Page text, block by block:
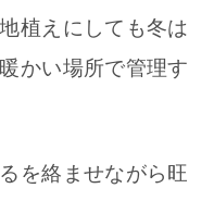
植えにしても冬は
かい場所で管理す
を絡ませながら旺